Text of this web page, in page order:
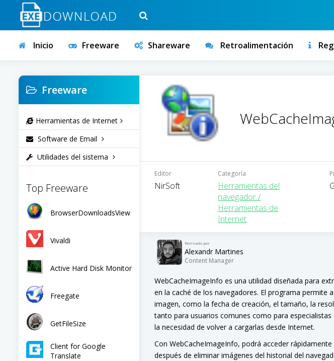
Inicio Freeware Shareware Retroalimentación
Freeware
Herramientas de Internet
Software de Email
Utilidades del sistema
Top Freeware
BrowserDownloadsView
Vivaldi
Active Hard Disk Monitor
Freegate
GetFileSize
Client for Google
Translate
Editor
NirSoft
Categoría
Herramientas del
navegador /
Herramientas de
Internet
Revisado por
Alexandr Martines
Content Manager
WebCacheImageInfo es una utilidad diseñada para
en la caché de los navegadores. El programa permite
imagen, como la fecha de creación, el tamaño, la
tanto para usuarios comunes como para
la necesidad de volver a cargarlas desde Internet.
Con WebCacheImageInfo, podrá acceder
después de eliminar imágenes del historial del